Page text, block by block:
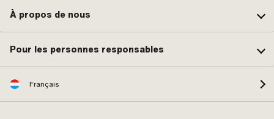
À propos de nous
Pour les personnes responsables
Français